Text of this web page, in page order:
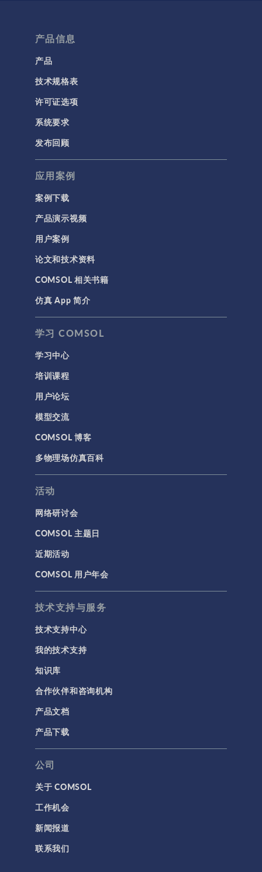
产品信息
产品
技术规格表
许可证选项
系统要求
发布回顾
应用案例
案例下载
产品演示视频
用户案例
论文和技术资料
COMSOL 相关书籍
仿真 App 简介
学习 COMSOL
学习中心
培训课程
用户论坛
模型交流
COMSOL 博客
多物理场仿真百科
活动
网络研讨会
COMSOL 主题日
近期活动
COMSOL 用户年会
技术支持与服务
技术支持中心
我的技术支持
知识库
合作伙伴和咨询机构
产品文档
产品下载
公司
关于 COMSOL
工作机会
新闻报道
联系我们